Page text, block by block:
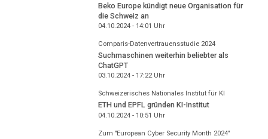
Beko Europe kündigt neue Organisation für
die Schweiz an
04.10.2024 - 14:01 Uhr
Comparis-Datenvertrauensstudie 2024
Suchmaschinen weiterhin beliebter als
ChatGPT
03.10.2024 - 17:22Uhr
Schweizerisches Nationales Institut für KI
ETH und EPFL gründen KI-Institut
04.10.2024 - 10:51 Uhr
Zum "European Cyber Security Month 2024"